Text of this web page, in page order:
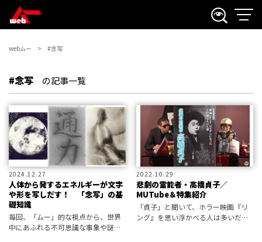
webムー #念写
#念写 の記事一覧
2024.12.27
人体から発するエネルギーが文字
や形を写しだす！ 「念写」の基
礎知識
毎回、「ムー」的な視点から、世界
中にあふれる不可思議な事象や謎め
2022.10.29
悲劇の霊能者・高橋貞子／
MUTube＆特集紹介
「貞子」と聞いて、ホラー映画『リ
ング』を思い浮かべる人は多いだろ